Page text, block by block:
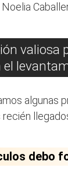
valiosa
el
algunas
debo